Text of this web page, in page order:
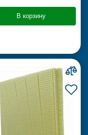
В корзину